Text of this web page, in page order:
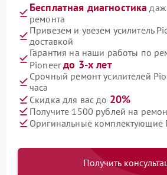
Бесплатная диагностика
ремонта
Привезем и увезем усилитель
доставкой
Гарантия на наши работы по
Pioneerдо 3-х лет
Срочный ремонт усилителей
часа
Скидка для вас до 20%
Получите 1500 рублей на
Оригинальные комплектующие
Получить